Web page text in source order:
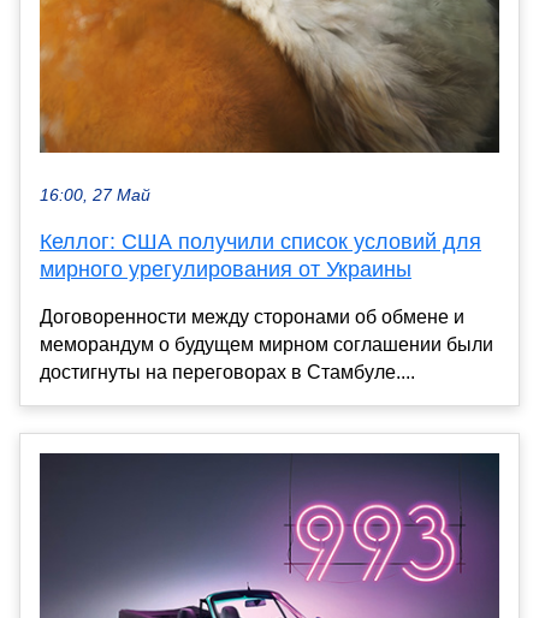
16:00, 27 Май
Келлог: США получили список условий для
мирного урегулирования от Украины
Договоренности между сторонами об обмене и
меморандум о будущем мирном соглашении были
достигнуты на переговорах в Стамбуле....